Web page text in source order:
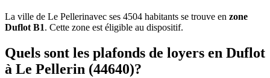
La ville de Le Pellerinavec ses 4504 habitants se trouve en zone
Duflot B1. Cette zone est éligible au dispositif.
Quels sont les plafonds de loyers en Duflot
à Le Pellerin (44640)?